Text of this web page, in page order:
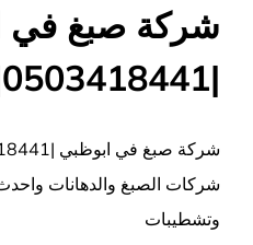
شركة صبغ في
|0503418441| صباغ رخيص
شركات الصبغ والدهانات
وتشطيبات